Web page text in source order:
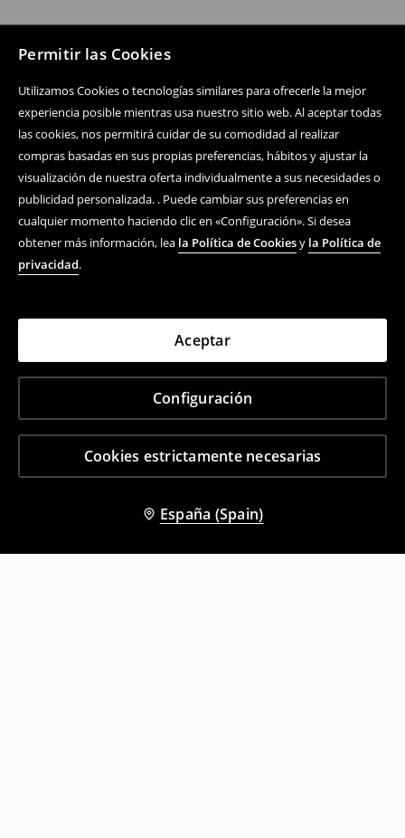
Permitir las Cookies
Utilizamos Cookies o tecnologías similares para ofrecerle la mejor
experiencia posible mientras usa nuestro sitio web. Al aceptar todas
las cookies, nos permitirá cuidar de su comodidad al realizar
compras basadas en sus propias preferencias, hábitos y ajustar la
visualización de nuestra oferta individualmente a sus necesidades o
publicidad personalizada. . Puede cambiar sus preferencias en
cualquier momento haciendo clic en «Configuración». Si desea
obtener más información, lea la Política de Cookiesy la Política de
privacidad.
Cookies estrictamente necesarias
Configuración
Aceptar
España (Spain)